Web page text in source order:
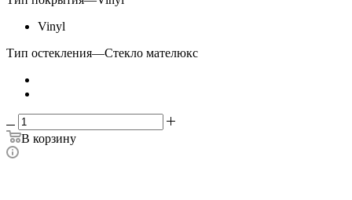
Vinyl
Тип остекления—Стекло мателюкс
В корзину